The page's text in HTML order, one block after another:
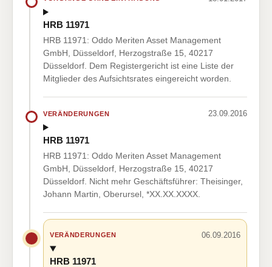
HRB 11971
HRB 11971: Oddo Meriten Asset Management
GmbH, Düsseldorf, Herzogstraße 15, 40217
Düsseldorf. Dem Registergericht ist eine Liste der
Mitglieder des Aufsichtsrates eingereicht worden.
VERÄNDERUNGEN 23.09.2016
HRB 11971
HRB 11971: Oddo Meriten Asset Management
GmbH, Düsseldorf, Herzogstraße 15, 40217
Düsseldorf. Nicht mehr Geschäftsführer: Theisinger,
Johann Martin, Oberursel, *XX.XX.XXXX.
VERÄNDERUNGEN 06.09.2016
HRB 11971